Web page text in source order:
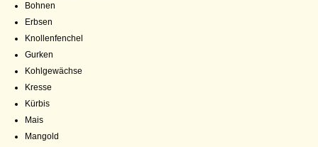
Bohnen
Erbsen
Knollenfenchel
Gurken
Kohlgewächse
Kresse
Kürbis
Mais
Mangold